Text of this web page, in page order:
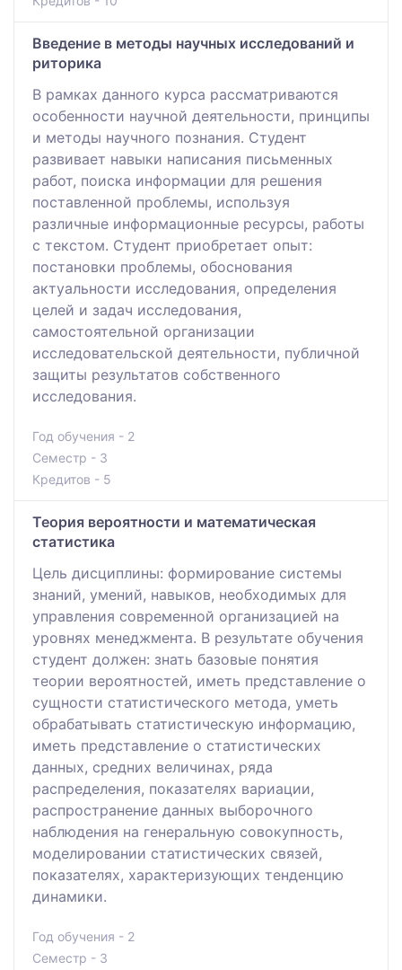
Введение в методы научных исследований и
риторика
В рамках данного курса рассматриваются
особенности научной деятельности, принципы
и методы научного познания. Студент
развивает навыки написания письменных
работ, поиска информации для решения
поставленной проблемы, используя
различные информационные ресурсы, работы
с текстом. Студент приобретает опыт:
постановки проблемы, обоснования
актуальности исследования, определения
целей и задач исследования,
самостоятельной организации
исследовательской деятельности, публичной
защиты результатов собственного
исследования.
Год обучения - 2
Семестр - 3
Кредитов - 5
Теория вероятности и математическая
статистика
Цель дисциплины: формирование системы
знаний, умений, навыков, необходимых для
управления современной организацией на
уровнях менеджмента. В результате обучения
студент должен: знать базовые понятия
теории вероятностей, иметь представление о
сущности статистического метода, уметь
обрабатывать статистическую информацию,
иметь представление о статистических
данных, средних величинах, ряда
распределения, показателях вариации,
распространение данных выборочного
наблюдения на генеральную совокупность,
моделировании статистических связей,
показателях, характеризующих тенденцию
динамики.
Год обучения - 2
Семестр - 3